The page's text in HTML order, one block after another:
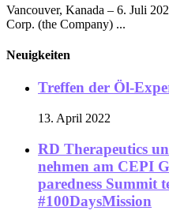
Vancouver, Kanada – 6. Juli
Corp. (the Company) ...
Neuigkeiten
Treffen der Öl-
13. April 2022
RD Therapeutics
nehmen am CEPI
paredness Summit
#100DaysMission